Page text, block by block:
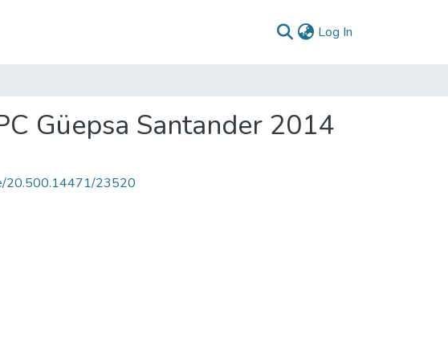
Log In
Güepsa Santander 2014
20.500.14471/23520